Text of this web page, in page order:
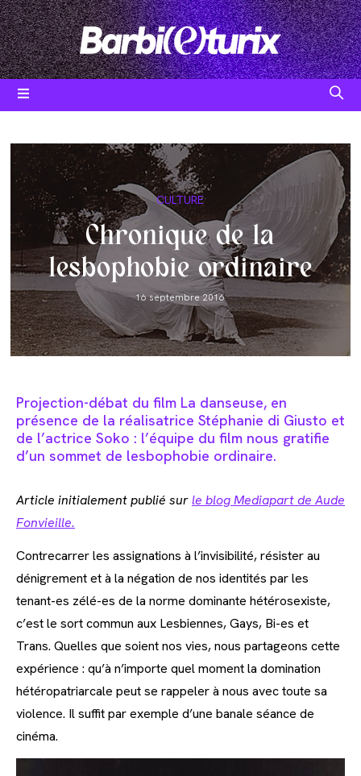
Skip
to
content
Post
category:
CULTURE
Chronique de la
lesbophobie ordinaire
Post
published:
16 septembre 2016
Projection-débat du film La danseuse, en
présence de la réalisatrice Stéphanie di Giusto et
de l’actrice Soko : l’équipe du film nous gratifie
d’un sommet de lesbophobie ordinaire.
Article initialement publié surle blog Mediapart de Aude
Fonvieille.
Contrecarrer les assignations à l’invisibilité, résister au
dénigrement et à la négation de nos identités par les
tenant-es zélé-es de la norme dominante hétérosexiste,
c’est le sort commun aux Lesbiennes, Gays, Bi-es et
Trans. Quelles que soient nos vies, nous partageons cette
expérience : qu’à n’importe quel moment la domination
hétéropatriarcale peut se rappeler à nous avec toute sa
violence. Il suffit par exemple d’une banale séance de
cinéma.